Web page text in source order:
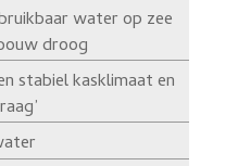
water op zee
droog
stabiel kasklimaat en